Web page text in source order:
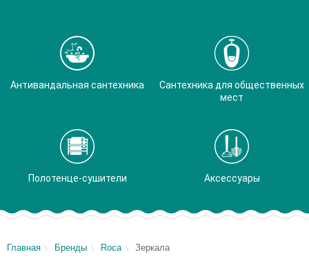
Антивандальная сантехника
Сантехника для общественных
мест
Полотенце-сушители Аксессуары
Главная Бренды Roca Зеркала